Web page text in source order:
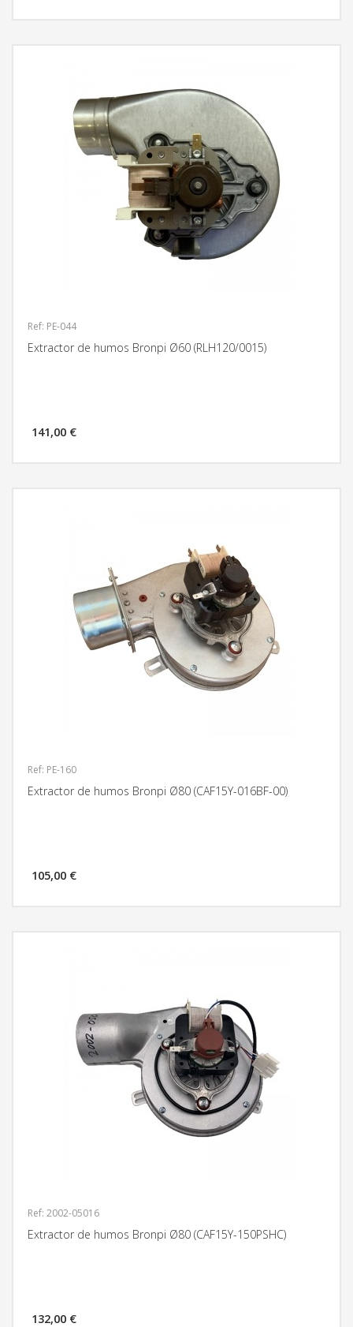
Ref: PE-044
Extractor de humos Bronpi Ø60 (RLH120/0015)
141,00 €
Ref: PE-160
Extractor de humos Bronpi Ø80 (CAF15Y-016BF-00)
105,00 €
Ref: 2002-05016
Extractor de humos Bronpi Ø80 (CAF15Y-150PSHC)
132,00 €